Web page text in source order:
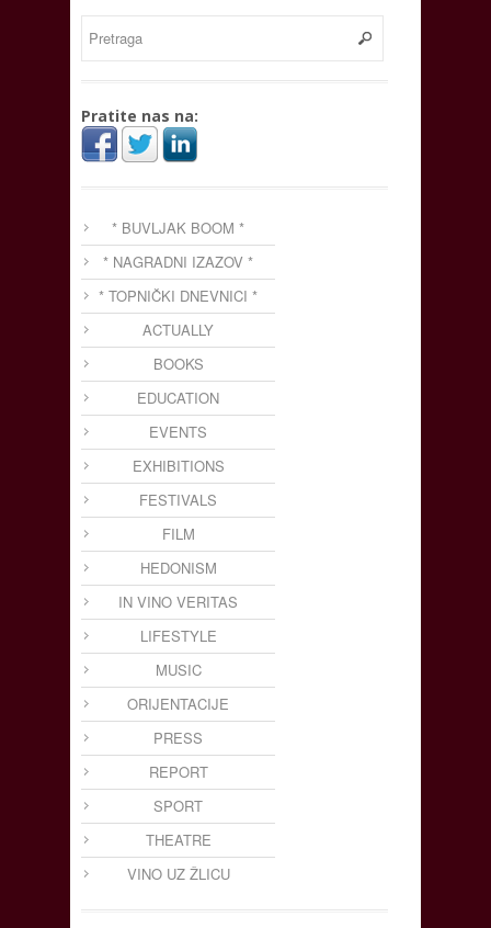
Pratite nas na:
* BUVLJAK BOOM *
* NAGRADNI IZAZOV *
* TOPNIČKI DNEVNICI *
ACTUALLY
BOOKS
EDUCATION
EVENTS
EXHIBITIONS
FESTIVALS
FILM
HEDONISM
IN VINO VERITAS
LIFESTYLE
MUSIC
ORIJENTACIJE
PRESS
REPORT
SPORT
THEATRE
VINO UZ ŽLICU